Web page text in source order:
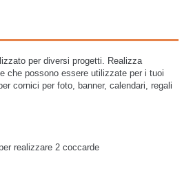
per diversi progetti. Realizza
che possono essere utilizzate per i tuoi
cornici per foto, banner, calendari, regali
realizzare 2 coccarde